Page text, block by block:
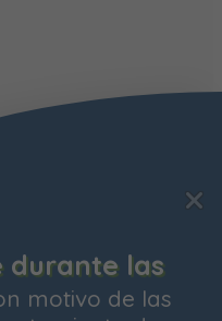
durante las
motivo de las